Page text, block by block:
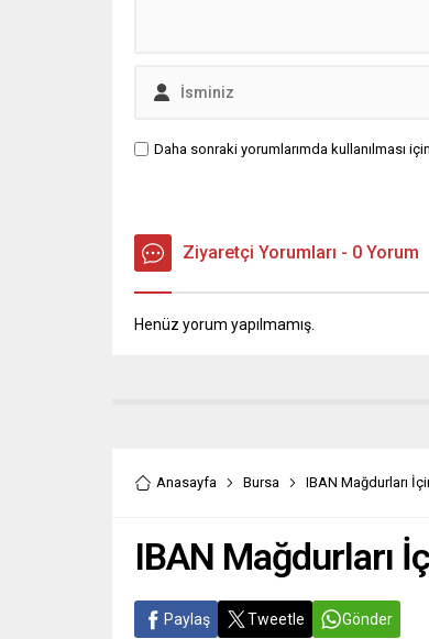
Daha sonraki yorumlarımda kullanılması
Ziyaretçi Yorumları - 0 Yorum
Henüz yorum yapılmamış.
Anasayfa Bursa IBAN Mağdurları
IBAN Mağdurları
Paylaş Tweetle Gönder